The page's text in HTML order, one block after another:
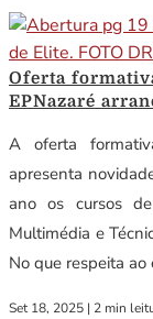
Oferta
EPNazaré
A oferta
apresenta
ano os cursos
Multimédia e
No que respeita ao
Set 18, 2025 | 2 min